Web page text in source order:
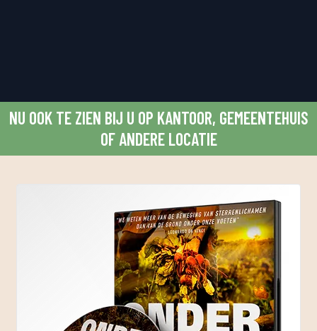
NU OOK TE ZIEN BIJ U OP KANTOOR, GEMEENTEHUIS
OF ANDERE LOCATIE